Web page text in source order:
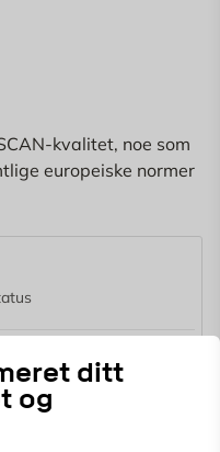
ditt
og
kvalitet, noe som
europeiske normer
densitet og
standard.